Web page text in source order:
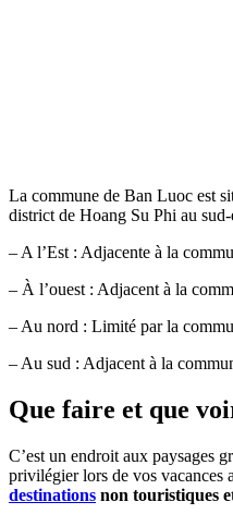
La commune de Ban Luoc est
district de Hoang Su Phi au sud-
– A l’Est : Adjacente à la
– À l’ouest : Adjacent à la
– Au nord : Limité par la
– Au sud : Adjacent à la
Que faire et que
C’est un endroit aux paysages
privilégier lors de vos vacances
destinations non touristiques